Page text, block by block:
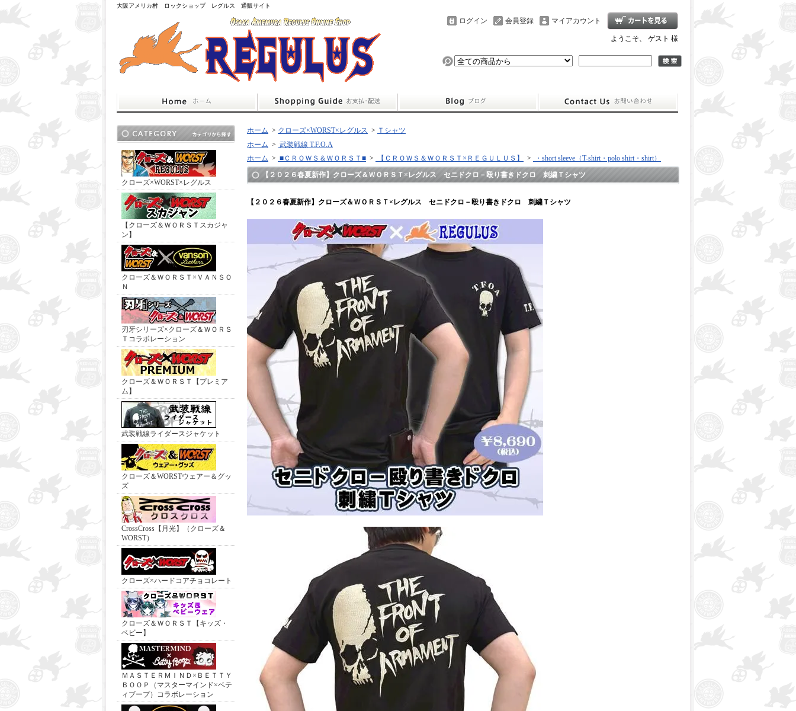
大阪アメリカ村 ロックショップ レグルス 通販サイト
マイアカウント
会員登録
ログイン
ようこそ、 ゲスト 様
クローズ×WORST×レグルス
【クローズ＆ＷＯＲＳＴスカジャ
ン】
クローズ＆ＷＯＲＳＴ×ＶＡＮＳＯ
Ｎ
刃牙シリーズ×クローズ＆ＷＯＲＳ
Ｔコラボレーション
クローズ＆ＷＯＲＳＴ【プレミア
ム】
武装戦線ライダースジャケット
クローズ＆WORSTウェアー＆グッ
ズ
CrossCross【月光】（クローズ＆
WORST）
クローズ×ハードコアチョコレート
クローズ＆ＷＯＲＳＴ【キッズ・
ベビー】
ＭＡＳＴＥＲＭＩＮＤ×ＢＥＴＴＹ
ＢＯＯＰ（マスターマインド×ベテ
ィブープ）コラボレーション
ホーム > クローズ×WORST×レグルス > Ｔシャツ
ホーム > 武装戦線 T.F.O.A
ホーム > ■ＣＲＯＷＳ＆ＷＯＲＳＴ■ > 【ＣＲＯＷＳ＆ＷＯＲＳＴ×ＲＥＧＵＬＵＳ】 >
・short sleeve（T-shirt・polo shirt・shirt）
【２０２６春夏新作】クローズ＆ＷＯＲＳＴ×レグルス セニドクロ－殴り書きドクロ 刺繍Ｔシャツ
【２０２６春夏新作】クローズ＆ＷＯＲＳＴ×レグルス セニドクロ－殴り書きドクロ 刺繍Ｔシャツ